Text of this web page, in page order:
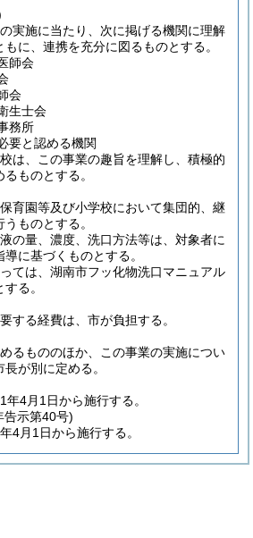
実施に当たり、次に掲げる機関に理解
に、連携を充分に図るものとする。
師会
会
生士会
務所
要と認める機関
は、この事業の趣旨を理解し、積極的
ものとする。
育園等及び小学校において集団的、継
ものとする。
の量、濃度、洗口方法等は、対象者に
に基づくものとする。
ては、湖南市フッ化物洗口マニュアル
る。
する経費は、市が負担する。
るもののほか、この事業の実施につい
が別に定める。
年4月1日から施行する。
告示第40号)
4月1日から施行する。